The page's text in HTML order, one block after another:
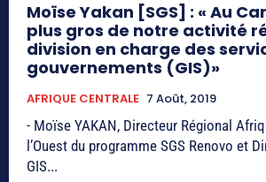
Moïse Yakan [SGS] : « Au
plus gros de notre activité
division en charge des
gouvernements (GIS)»
AFRIQUE CENTRALE 7 Août, 2019
- Moïse YAKAN, Directeur Régional
l’Ouest du programme SGS Renovo et
GIS...